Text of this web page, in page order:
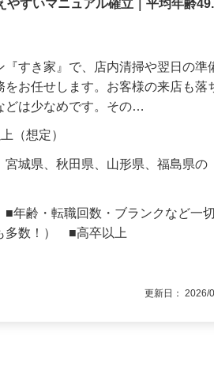
やすいマニュアル確立｜平均年齢
『すき家』で、店内清掃や翌日の
をお任せします。お客様の来店も
どは少なめです。その…
上（想定）